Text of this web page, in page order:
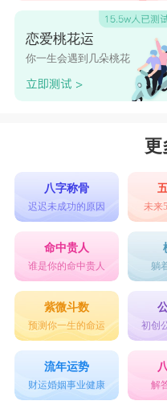
长，自己本身就是很
子，狮子也会认命好好
星座乐原创文章，转载
恋爱桃花运
你一生会遇到几朵桃花
更
八字称骨
迟迟未成功的原因 未来
命中贵人
谁是你的命中贵人 躺
紫微斗数
预测你一生的命运 初创
流年运势
财运婚姻事业健康 解